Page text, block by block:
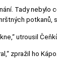
Tady nebylo
potkanů,
utrousil
zpražil ho